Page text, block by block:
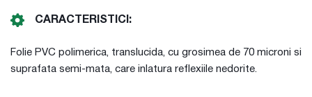
CARACTERISTICI:
Folie PVC polimerica, translucida, cu grosimea de 70 microni si
suprafata semi-mata, care inlatura reflexiile nedorite.